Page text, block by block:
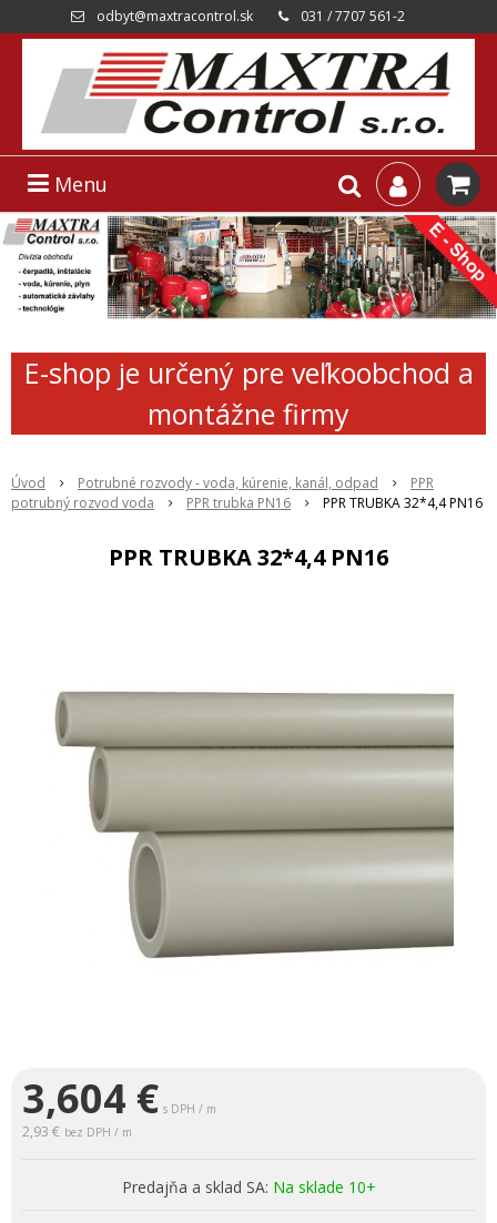
odbyt@maxtracontrol.sk 031 / 7707 561-2
Menu
E-shop je určený pre veľkoobchod a
montážne firmy
Úvod Potrubné rozvody - voda, kúrenie, kanál, odpad
PPR
potrubný rozvod voda
PPR trubka PN16 PPR TRUBKA 32*4,4 PN16
PPR TRUBKA 32*4,4 PN16
3,604 € s DPH / m
2,93 € bez DPH / m
Predajňa a sklad SA: Na sklade 10+